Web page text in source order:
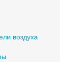
воздуха